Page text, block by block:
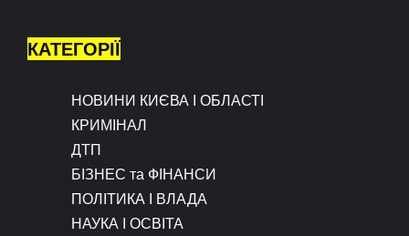
КАТЕГОРІЇ
НОВИНИ КИЄВА І ОБЛАСТІ
КРИМІНАЛ
ДТП
БІЗНЕС та ФІНАНСИ
ПОЛІТИКА І ВЛАДА
НАУКА І ОСВІТА